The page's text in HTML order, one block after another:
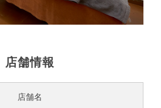
店舗情報
店舗名